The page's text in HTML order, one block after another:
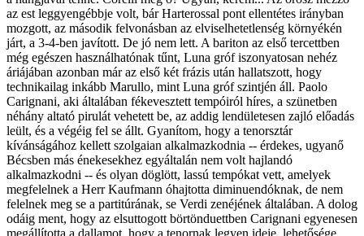
az est leggyengébbje volt, bár Harterossal pont ellentétes irányban
mozgott, az második felvonásban az elviselhetetlenség környékén
járt, a 3-4-ben javított. De jó nem lett. A bariton az első tercettben
még egészen használhatónak tűnt, Luna gróf iszonyatosan nehéz
áriájában azonban már az első két frázis után hallatszott, hogy
technikailag inkább Marullo, mint Luna gróf szintjén áll. Paolo
Carignani, aki általában fékevesztett tempóiról híres, a szünetben
néhány altató pirulát vehetett be, az addig lendületesen zajló előadás
leült, és a végéig fel se állt. Gyanítom, hogy a tenorsztár
kívánságához kellett szolgaian alkalmazkodnia -- érdekes, ugyanő
Bécsben más énekesekhez egyáltalán nem volt hajlandó
alkalmazkodni -- és olyan döglött, lassú tempókat vett, amelyek
megfelelnek a Herr Kaufmann óhajtotta diminuendóknak, de nem
felelnek meg se a partitúrának, se Verdi zenéjének általában. A dolog
odáig ment, hogy az elsuttogott börtönduettben Carignani egyenesen
megállította a dallamot, hogy a tenornak legyen ideje, lehetősége